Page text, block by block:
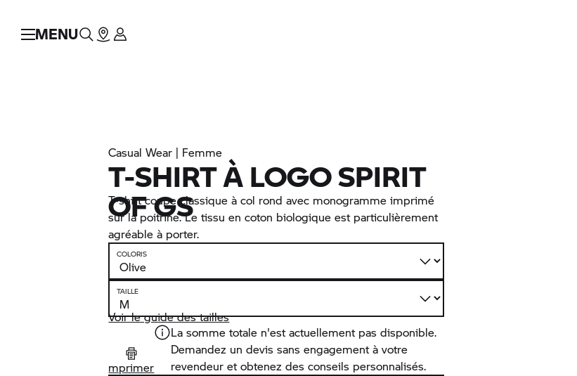
MENU
Casual Wear | Femme
T-SHIRT À LOGO SPIRIT
OF GS
T-shirt coupe classique à col rond avec monogramme imprimé
sur la poitrine. Le tissu en coton biologique est particulièrement
agréable à porter.
COLORIS
TAILLE
Voir le guide des tailles
mprimer
La somme totale n'est actuellement pas disponible.
Demandez un devis sans engagement à votre
revendeur et obtenez des conseils personnalisés.